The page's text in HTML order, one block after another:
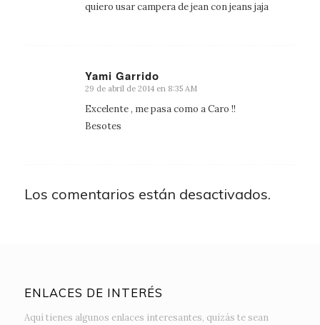
quiero usar campera de jean con jeans jaja
Yami Garrido
Dice:
29 de abril de 2014 en 8:35 AM
Excelente , me pasa como a Caro !!
Besotes
Los comentarios están desactivados.
ENLACES DE INTERÉS
Aquí tienes algunos enlaces interesantes, quizás te sean